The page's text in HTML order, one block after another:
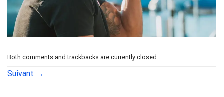
Both comments and trackbacks are currently closed.
Suivant →